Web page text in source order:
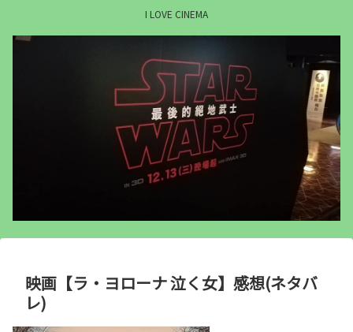
I LOVE CINEMA
映画【ラ・ヨローナ 泣く女】感想(ネタバ
レ)